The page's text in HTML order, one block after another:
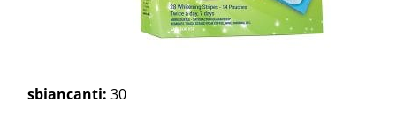
sbiancanti: 30